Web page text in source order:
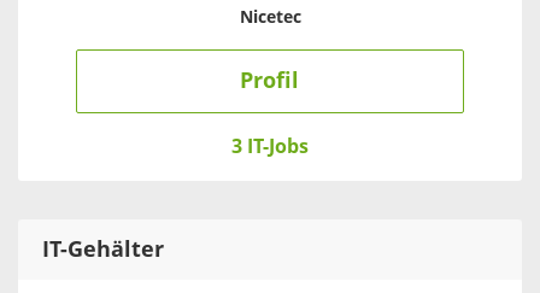
Nicetec
Profil
3 IT-Jobs
IT-Gehälter